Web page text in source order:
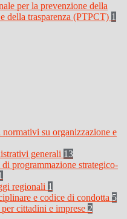
per la prevenzione della
della trasparenza (PTPCT) 1
su organizzazione e
generali 13
programmazione strategico-
regionali 1
e codice di condotta 5
cittadini e imprese 2